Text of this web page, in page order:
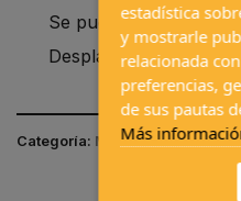
Se puede cortar si se
Desplazamiento
Categoría: MUEBLES Y
estadística
y mostrarle
relacionada
preferencias,
de sus pautas
Más